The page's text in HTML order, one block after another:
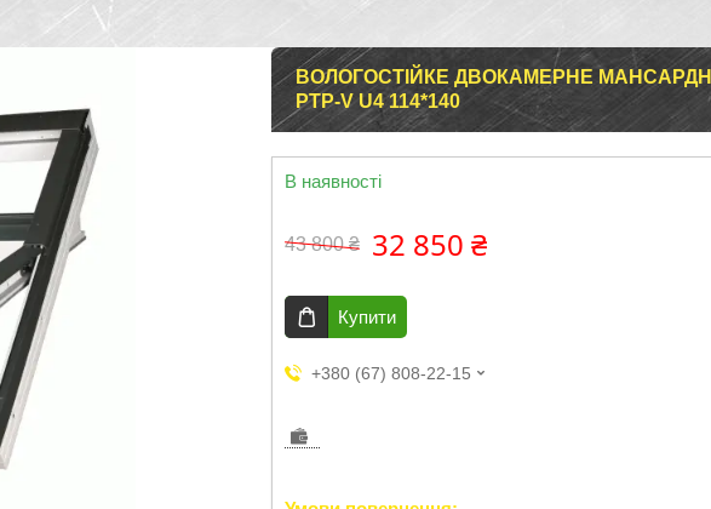
ВОЛОГОСТІЙКЕ ДВОКАМЕРНЕ
PTP-V U4 114*140
В наявності
43 800 ₴ 32 850 ₴
Купити
+380 (67) 808-22-15